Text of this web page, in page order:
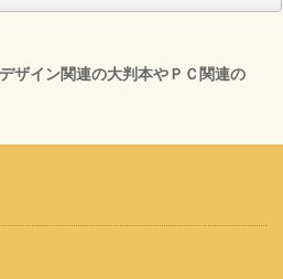
ザイン関連の大判本やＰＣ関連の